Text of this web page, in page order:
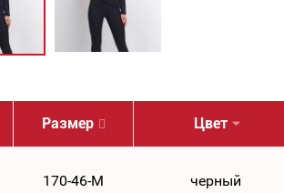
Размер Цвет
170-46-M черный